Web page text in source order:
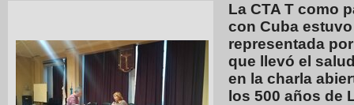
La CTA T como
con Cuba
representada
que llevó el
en la charla
los 500 años de